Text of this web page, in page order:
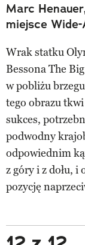
Marc
miejsce
Wrak statku
Bessona The
w pobliżu
tego obrazu
sukces,
podwodny
odpowiednim
z góry i z dołu, i
pozycję